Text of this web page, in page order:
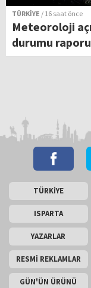
TÜRKİYE / 16 saat önce
Meteoroloji
durumu raporu
TÜRKİYE
ISPARTA
YAZARLAR
RESMİ REKLAMLAR
GÜN'ÜN ÜRÜNÜ